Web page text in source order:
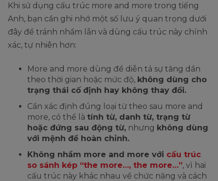
Khi sử dụng cấu trúc more and more trong tiếng
Anh, bạn cần ghi nhớ một số lưu ý quan trọng dưới
đây để tránh nhầm lẫn và dùng cấu trúc này chính
xác, tự nhiên hơn:
More and more dùng để diễn tả sự tăng dần
theo thời gian hoặc mức độ, không dùng cho
trạng thái cố định hay không thay đổi.
Cần xác định đúng loại từ theo sau more and
more, có thể là tính từ, danh từ, trạng từ
hoặc đứng sau động từ, nhưng không dùng
với mệnh đề hoàn chỉnh.
Không nhầm more and more với cấu trúc
so sánh kép “the more…, the more…”, vì hai
cấu trúc này khác nhau về chức năng và cách